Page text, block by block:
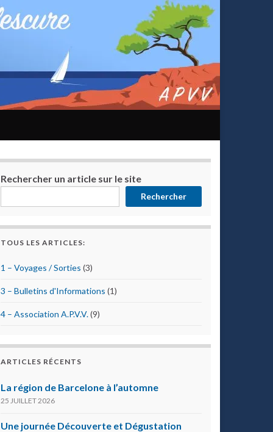
Rechercher un article sur le site
Rechercher
TOUS LES ARTICLES:
1 – Voyages / Sorties (3)
3 – Bulletins d'Informations (1)
4 – Association A.P.V.V.(9)
ARTICLES RÉCENTS
La région de Barcelone à l’automne
25 JUILLET 2026
Une journée Découverte et Dégustation